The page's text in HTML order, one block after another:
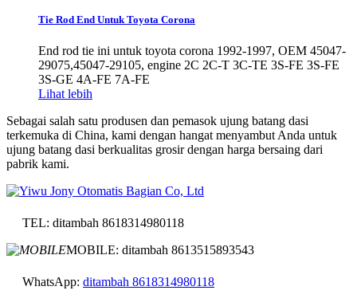
Tie Rod End Untuk Toyota Corona
End rod tie ini untuk toyota corona 1992-1997, OEM 45047-
29075,45047-29105, engine 2C 2C-T 3C-TE 3S-FE 3S-FE
3S-GE 4A-FE 7A-FE
Lihat lebih
Sebagai salah satu produsen dan pemasok ujung batang dasi
terkemuka di China, kami dengan hangat menyambut Anda untuk
ujung batang dasi berkualitas grosir dengan harga bersaing dari
pabrik kami.
TEL: ditambah 8618314980118
MOBILE: ditambah 8613515893543
WhatsApp: ditambah 8618314980118